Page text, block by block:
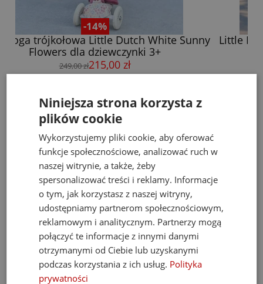
-12%
Little Dutch Hulajnoga Trójkołowa Dziecięca
Błękitna Blue 3+
249,00 zł219,00 zł
Bestsellery
Niniejsza strona korzysta z
plików cookie
Wykorzystujemy pliki cookie, aby oferować
funkcje społecznościowe, analizować ruch w
naszej witrynie, a także, żeby
spersonalizować treści i reklamy. Informacje
o tym, jak korzystasz z naszej witryny,
udostępniamy partnerom społecznościowym,
reklamowym i analitycznym. Partnerzy mogą
połączyć te informacje z innymi danymi
otrzymanymi od Ciebie lub uzyskanymi
podczas korzystania z ich usług. Polityka
prywatności